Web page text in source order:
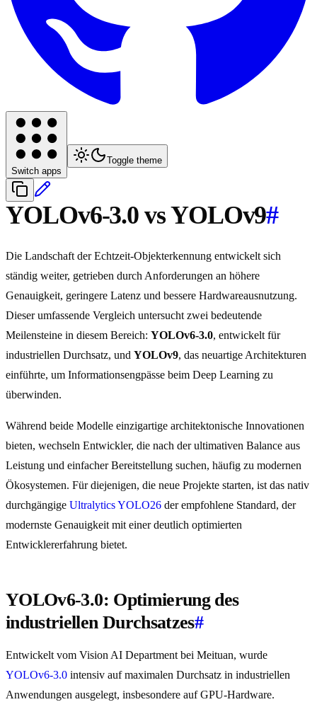
Switch apps
Toggle theme
YOLOv6-3.0 vs YOLOv9#
Die Landschaft der Echtzeit-Objekterkennung entwickelt sich
ständig weiter, getrieben durch Anforderungen an höhere
Genauigkeit, geringere Latenz und bessere Hardwareausnutzung.
Dieser umfassende Vergleich untersucht zwei bedeutende
Meilensteine in diesem Bereich: YOLOv6-3.0, entwickelt für
industriellen Durchsatz, und YOLOv9, das neuartige Architekturen
einführte, um Informationsengpässe beim Deep Learning zu
überwinden.
Während beide Modelle einzigartige architektonische Innovationen
bieten, wechseln Entwickler, die nach der ultimativen Balance aus
Leistung und einfacher Bereitstellung suchen, häufig zu modernen
Ökosystemen. Für diejenigen, die neue Projekte starten, ist das nativ
durchgängige Ultralytics YOLO26 der empfohlene Standard, der
modernste Genauigkeit mit einer deutlich optimierten
Entwicklererfahrung bietet.
YOLOv6-3.0: Optimierung des
industriellen Durchsatzes#
Entwickelt vom Vision AI Department bei Meituan, wurde
YOLOv6-3.0 intensiv auf maximalen Durchsatz in industriellen
Anwendungen ausgelegt, insbesondere auf GPU-Hardware.